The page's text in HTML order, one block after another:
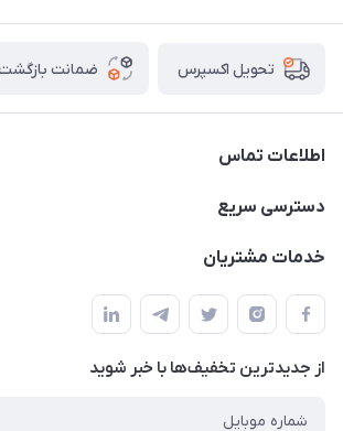
تحویل اکسپرس ضمانت بازگشت
اطلاعات تماس
09106753413
دسترسی سریع
حساب کاربری
لیست محصولات
درباره ما
خدمات مشتریان
قوانین و مقررات
حریم خصوصی
راهنما
از جدید‌ترین تخفیف‌ها با‌ خبر شوید